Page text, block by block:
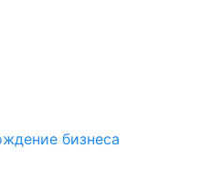
бизнеса